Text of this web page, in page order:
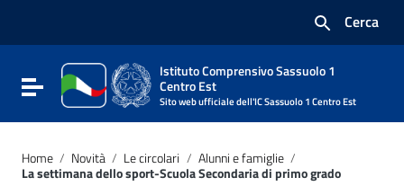
Vai al footer
Cerca
Attiva / disattiva la navigazione
Istituto Comprensivo Sassuolo 1
Centro Est
Sito web ufficiale dell'IC Sassuolo 1 Centro Est
Home / Novità / Le circolari / Alunni e famiglie /
La settimana dello sport-Scuola Secondaria di primo grado